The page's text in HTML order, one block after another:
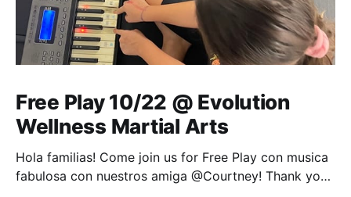
Free Play 10/22 @ Evolution
Wellness Martial Arts
Hola familias! Come join us for Free Play con musica
fabulosa con nuestros amiga @Courtney! Thank you